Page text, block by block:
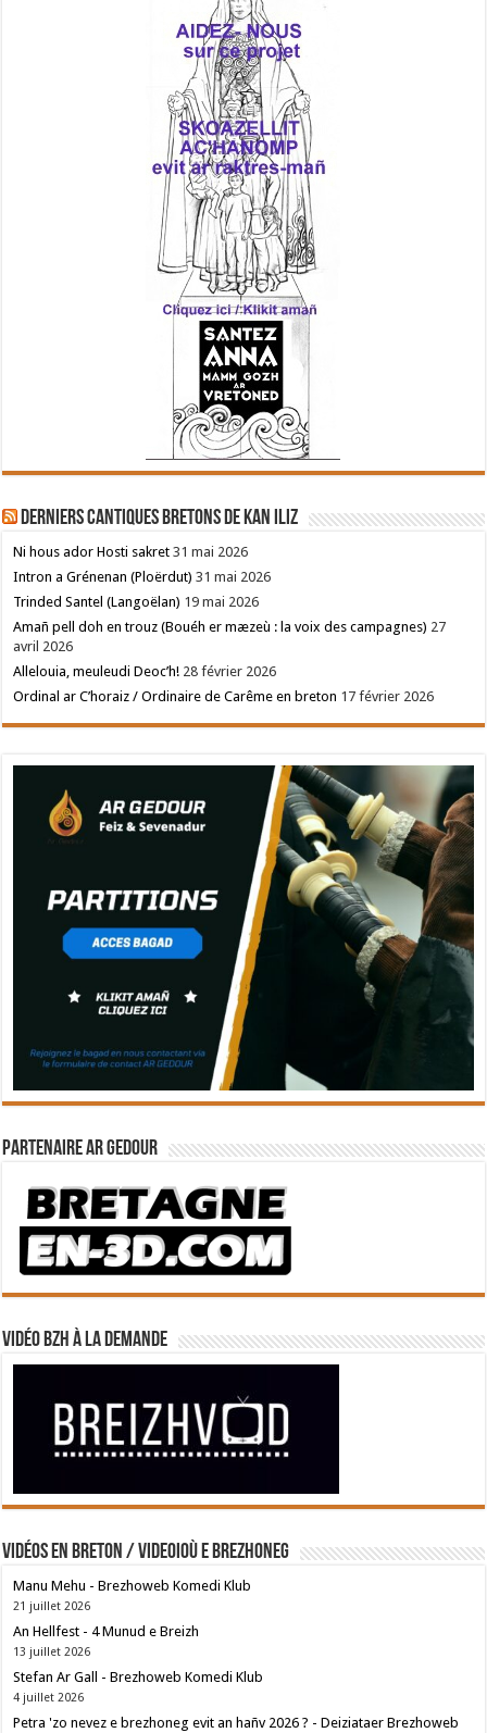
Derniers cantiques bretons de Kan Iliz
Ni hous ador Hosti sakret 31 mai 2026
Intron a Grénenan (Ploërdut) 31 mai 2026
Trinded Santel (Langoëlan) 19 mai 2026
Amañ pell doh en trouz (Bouéh er mæzeù : la voix des campagnes) 27
avril 2026
Allelouia, meuleudi Deoc’h! 28 février 2026
Ordinal ar C’horaiz / Ordinaire de Carême en breton 17 février 2026
Partenaire Ar Gedour
Vidéo BZH à la demande
Vidéos en breton / Videoioù e brezhoneg
Manu Mehu - Brezhoweb Komedi Klub
21 juillet 2026
An Hellfest - 4 Munud e Breizh
13 juillet 2026
Stefan Ar Gall - Brezhoweb Komedi Klub
4 juillet 2026
Petra 'zo nevez e brezhoneg evit an hañv 2026 ? - Deiziataer Brezhoweb